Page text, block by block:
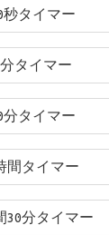
秒タイマー
タイマー
分タイマー
間タイマー
30分タイマー